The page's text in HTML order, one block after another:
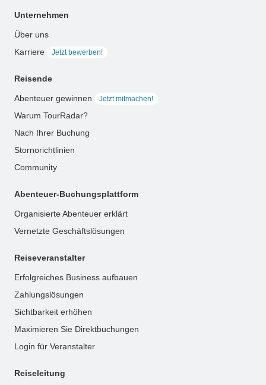
Unternehmen
Über uns
Karriere
Jetzt bewerben!
Reisende
Abenteuer gewinnen Jetzt mitmachen!
Warum TourRadar?
Nach Ihrer Buchung
Stornorichtlinien
Community
Abenteuer-Buchungsplattform
Organisierte Abenteuer erklärt
Vernetzte Geschäftslösungen
Reiseveranstalter
Erfolgreiches Business aufbauen
Zahlungslösungen
Sichtbarkeit erhöhen
Maximieren Sie Direktbuchungen
Login für Veranstalter
Reiseleitung